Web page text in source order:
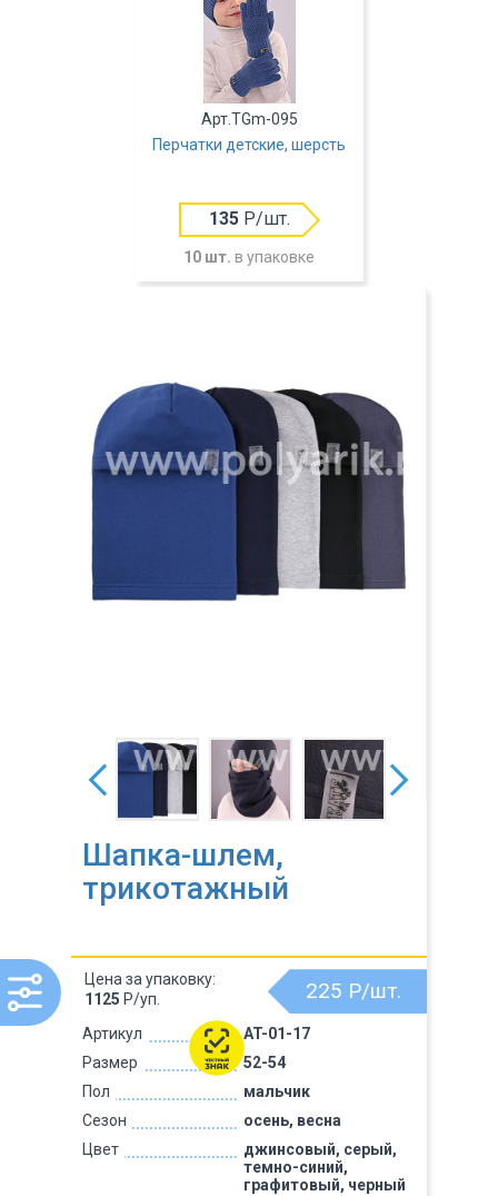
Арт.TGm-095
Перчатки детские, шерсть
135Р/шт.
10 шт. в упаковке
Шапка-шлем,
трикотажный
Артикул
AT-01-17
Размер
52-54
Пол
мальчик
Сезон
осень, весна
Цвет
джинсовый, серый,
темно-синий,
графитовый, черный
225 Р/шт.
Цена за упаковку:
1125 Р/уп.